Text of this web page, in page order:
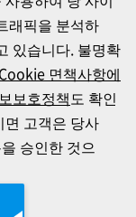
래픽을 분석하
있습니다. 불명확
Cookie 면책사항에
보호정책도 확인
고객은 당사
승인한 것으